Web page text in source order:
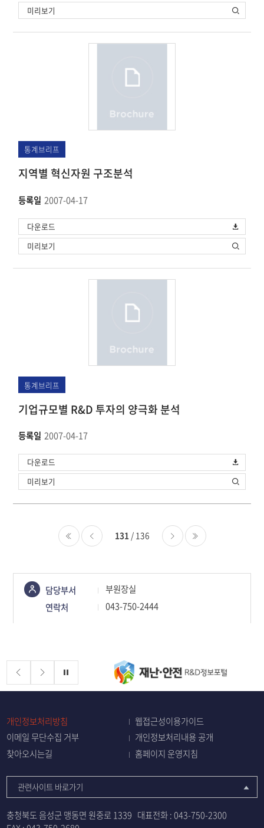
미리보기
통계브리프
지역별 혁신자원 구조분석
등록일 2007-04-17
다운로드
미리보기
통계브리프
기업규모별 R&D 투자의 양극화 분석
등록일 2007-04-17
다운로드
미리보기
131 / 136
콘텐츠
정보책임자
담당부서
부원장실
연락처
043-750-2444
배너존
개인정보처리방침
웹접근성이용가이드
이메일 무단수집 거부
개인정보처리내용 공개
찾아오시는길
홈페이지 운영지침
관련사이트 바로가기
충청북도 음성군 맹동면 원중로 1339 대표전화 :043-750-2300